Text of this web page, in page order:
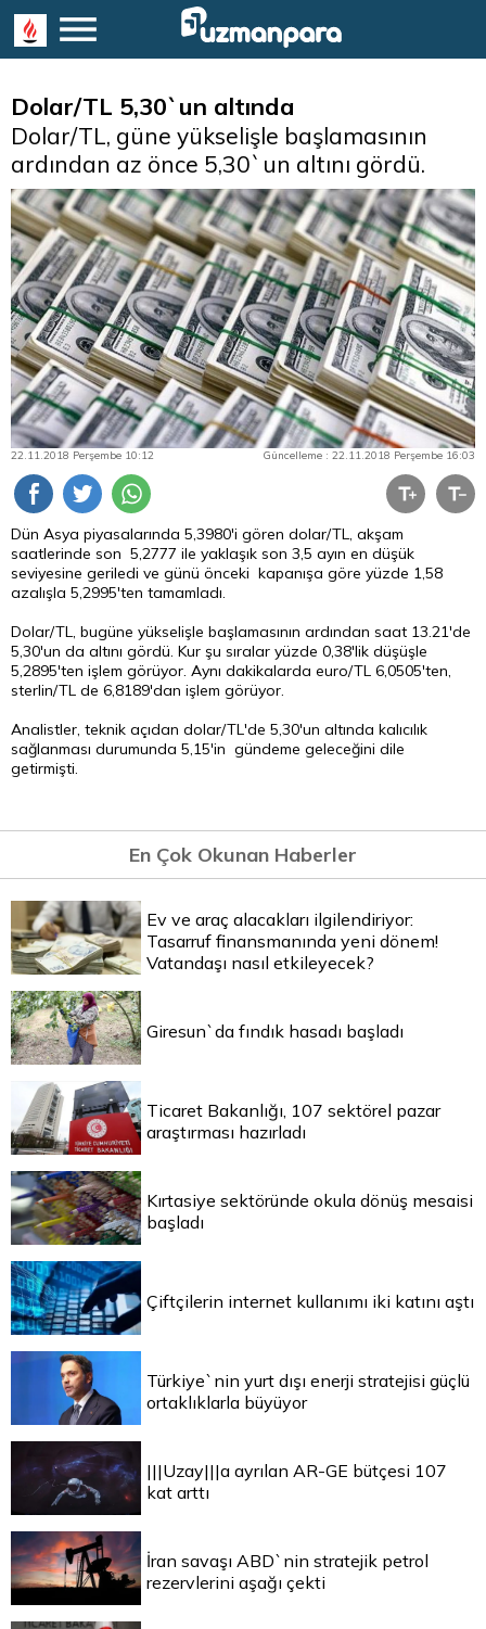
Dolar/TL 5,30`un altında
Dolar/TL, güne yükselişle başlamasının
ardından az önce 5,30`un altını gördü.
22.11.2018 Perşembe 10:12 Güncelleme : 22.11.2018 Perşembe 16:03
Dün Asya piyasalarında 5,3980'i gören dolar/TL, akşam
saatlerinde son 5,2777 ile yaklaşık son 3,5 ayın en düşük
seviyesine geriledi ve günü önceki kapanışa göre yüzde 1,58
azalışla 5,2995'ten tamamladı.
Dolar/TL, bugüne yükselişle başlamasının ardından saat 13.21'de
5,30'un da altını gördü. Kur şu sıralar yüzde 0,38'lik düşüşle
5,2895'ten işlem görüyor. Aynı dakikalarda euro/TL 6,0505'ten,
sterlin/TL de 6,8189'dan işlem görüyor.
Analistler, teknik açıdan dolar/TL'de 5,30'un altında kalıcılık
sağlanması durumunda 5,15'in gündeme geleceğini dile
getirmişti.
En Çok Okunan Haberler
Ev ve araç alacakları ilgilendiriyor:
Tasarruf finansmanında yeni dönem!
Vatandaşı nasıl etkileyecek?
Giresun`da fındık hasadı başladı
Ticaret Bakanlığı, 107 sektörel pazar
araştırması hazırladı
Kırtasiye sektöründe okula dönüş mesaisi
başladı
Çiftçilerin internet kullanımı iki katını aştı
Türkiye`nin yurt dışı enerji stratejisi güçlü
ortaklıklarla büyüyor
|||Uzay|||a ayrılan AR-GE bütçesi 107
kat arttı
İran savaşı ABD`nin stratejik petrol
rezervlerini aşağı çekti